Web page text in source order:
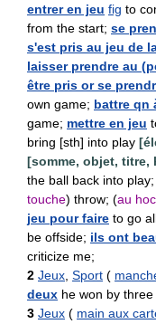
entrer en jeu fig to
from the start; se
s'est pris au jeu de
laisser prendre au
être pris or se
own game; battre qn
game; mettre en jeu
bring [sth] into play
[somme, objet, titre,
the ball back into play;
touche) throw; (au
jeu pour faire to go
be offside; ils ont
criticize me;
2 Jeux Sport (
deux he won by
3 Jeux ( main aux